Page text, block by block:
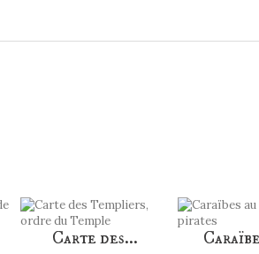
Carte des...